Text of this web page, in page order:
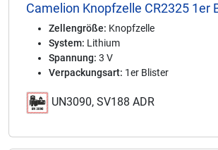
Camelion Knopfzelle CR2325 1er
Zellengröße: Knopfzelle
System: Lithium
Spannung: 3 V
Verpackungsart: 1er Blister
UN3090, SV188 ADR